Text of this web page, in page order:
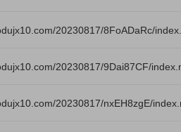
20230817/8FoADaRc/
20230817/9Dai87CF/
20230817/nxEH8zgE/